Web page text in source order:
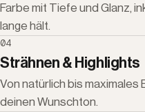
Farbe mit Tiefe und Glanz,
lange hält.
04
Strähnen & Highlights
Von natürlich bis maximales
deinen Wunschton.